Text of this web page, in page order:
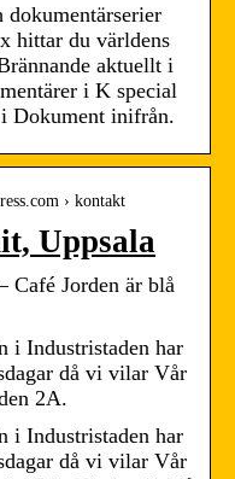
dokumentärserier
hittar du världens
aktuellt i
i K special
Dokument inifrån.
› kontakt
Uppsala
Café Jorden är blå
i Industristaden har
då vi vilar Vår
2A.
i Industristaden har
då vi vilar Vår